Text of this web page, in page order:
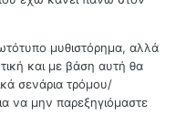
μυθιστόρημα, αλλά
και με βάση αυτή θα
σενάρια τρόμου/
να μην παρεξηγιόμαστε